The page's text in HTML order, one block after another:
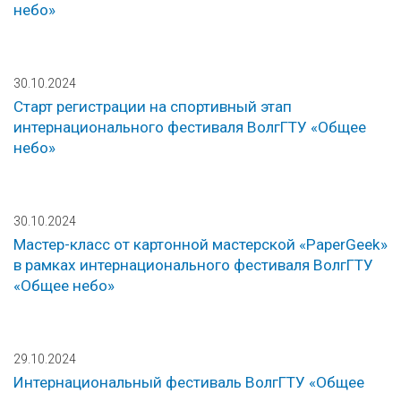
небо»
30.10.2024
Старт регистрации на спортивный этап
интернационального фестиваля ВолгГТУ «Общее
небо»
30.10.2024
Мастер-класс от картонной мастерской «PaperGeek»
в рамках интернационального фестиваля ВолгГТУ
«Общее небо»
29.10.2024
Интернациональный фестиваль ВолгГТУ «Общее